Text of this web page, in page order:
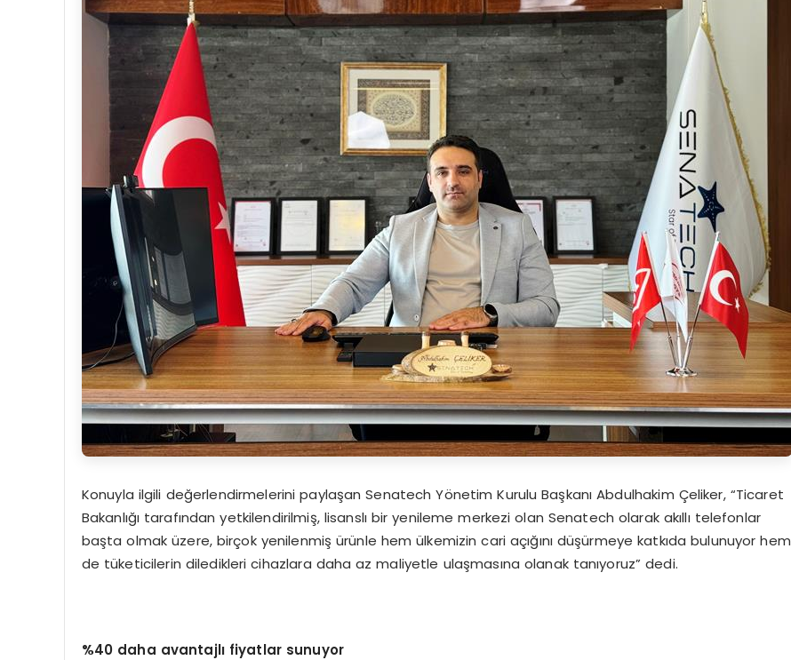
Konuyla ilgili değerlendirmelerini paylaşan Senatech Yönetim Kurulu Başkanı Abdulhakim Çeliker, “Ticaret
Bakanlığı tarafından yetkilendirilmiş, lisanslı bir yenileme merkezi olan Senatech olarak akıllı telefonlar
başta olmak üzere, birçok yenilenmiş ürünle hem ülkemizin cari açığını düşürmeye katkıda bulunuyor hem
de tüketicilerin diledikleri cihazlara daha az maliyetle ulaşmasına olanak tanıyoruz” dedi.
%40 daha avantajlı fiyatlar sunuyor